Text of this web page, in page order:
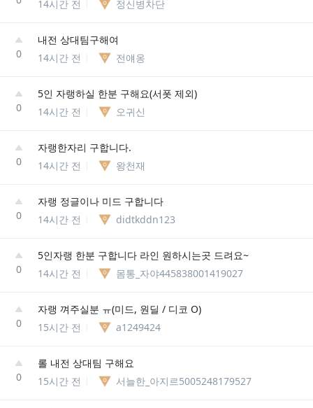
14시간 전
정신병차단
0
내전 상대팀구해여
14시간 전
전얘옹
0
5인 자랭하실 한분 구해요(서폿 제외)
14시간 전
오귀신
0
자랭한자리 구합니다.
14시간 전
왕천재
0
자랭 정글이나 미드 구합니다
14시간 전
didtkddn123
0
5인자랭 한분 구합니다 라인 원하시는곳 드려요~
14시간 전
몸통_자야445838001419027
0
자랭 껴주실분 ㅠ(미드, 원딜 / 디코 O)
15시간 전
a1249424
0
롤 내전 상대팀 구해요
15시간 전
서늘한_아지르5005248179527